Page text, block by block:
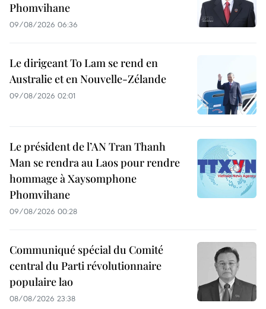
Phomvihane
09/08/2026 06:36
Le dirigeant To Lam se rend en
Australie et en Nouvelle-Zélande
09/08/2026 02:01
Le président de l’AN Tran Thanh
Man se rendra au Laos pour rendre
hommage à Xaysomphone
Phomvihane
09/08/2026 00:28
Communiqué spécial du Comité
central du Parti révolutionnaire
populaire lao
08/08/2026 23:38